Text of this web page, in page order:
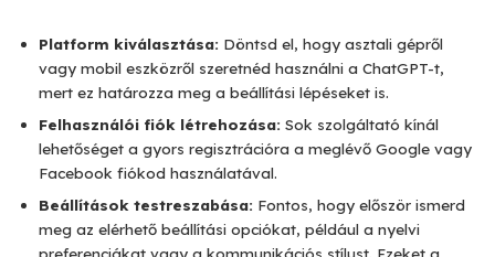
Platform kiválasztása: Döntsd el, hogy asztali gépről
vagy mobil eszközről szeretnéd használni a ChatGPT-t,
mert ez határozza meg a beállítási lépéseket is.
Felhasználói fiók létrehozása: Sok szolgáltató kínál
lehetőséget a gyors regisztrációra a meglévő Google vagy
Facebook fiókod használatával.
Beállítások testreszabása: Fontos, hogy először ismerd
meg az elérhető beállítási opciókat, például a nyelvi